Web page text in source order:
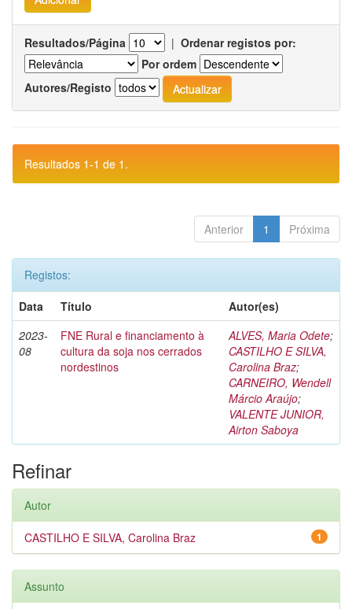
Resultados/Página | Ordenar registos por:
Por ordem
Autores/Registo
Resultados 1-1 de 1.
Anterior 1 Próxima
Registos:
Data
Título
Autor(es)
2023-
08
FNE Rural e financiamento à
cultura da soja nos cerrados
nordestinos
ALVES, Maria Odete;
CASTILHO E SILVA,
Carolina Braz;
CARNEIRO, Wendell
Márcio Araújo;
VALENTE JUNIOR,
Airton Saboya
Refinar
Autor
1
CASTILHO E SILVA, Carolina Braz
Assunto